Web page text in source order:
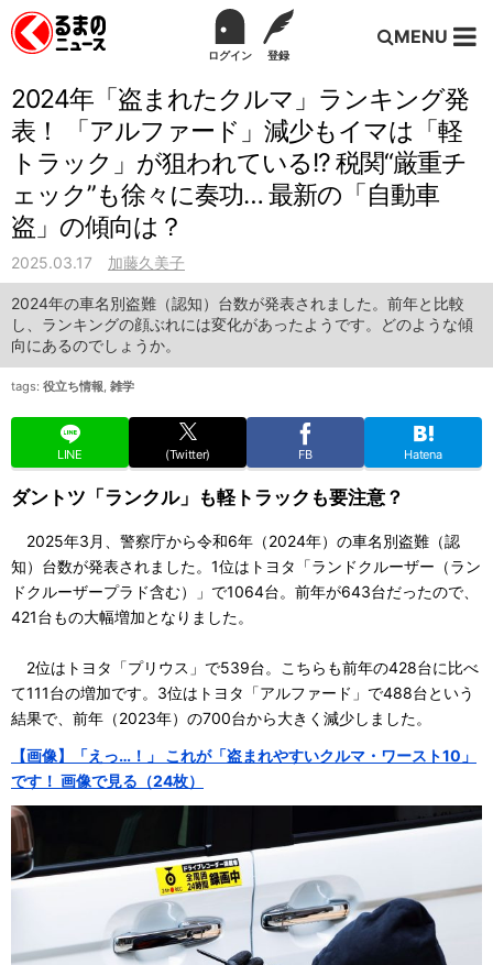
ログイン 登録
MENU
2024年「盗まれたクルマ」ランキング発
表！ 「アルファード」減少もイマは「軽
トラック」が狙われている!? 税関“厳重チ
ェック”も徐々に奏功… 最新の「自動車
盗」の傾向は？
2025.03.17 加藤久美子
2024年の車名別盗難（認知）台数が発表されました。前年と比較
し、ランキングの顔ぶれには変化があったようです。どのような傾
向にあるのでしょうか。
tags: 役立ち情報, 雑学
LINE (Twitter) FB Hatena
ダントツ「ランクル」も軽トラックも要注意？
2025年3月、警察庁から令和6年（2024年）の車名別盗難（認
知）台数が発表されました。1位はトヨタ「ランドクルーザー（ラン
ドクルーザープラド含む）」で1064台。前年が643台だったので、
421台もの大幅増加となりました。
2位はトヨタ「プリウス」で539台。こちらも前年の428台に比べ
て111台の増加です。3位はトヨタ「アルファード」で488台という
結果で、前年（2023年）の700台から大きく減少しました。
【画像】「えっ…！」 これが「盗まれやすいクルマ・ワースト10」
です！ 画像で見る（24枚）